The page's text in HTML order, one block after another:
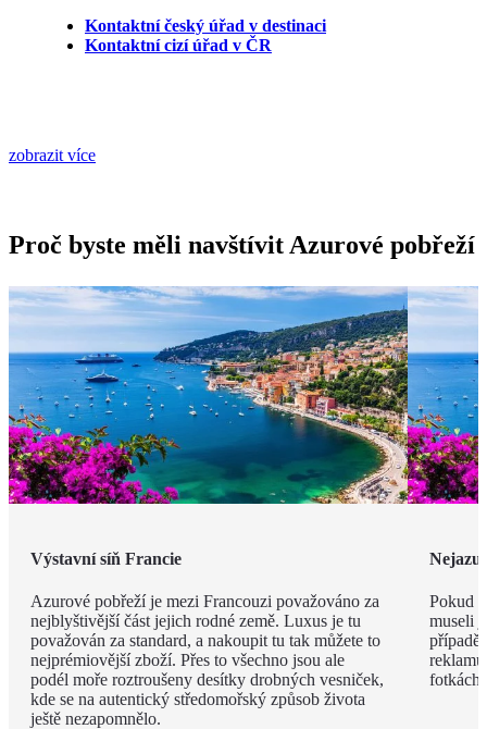
Kontaktní český úřad v destinaci
Kontaktní cizí úřad v ČR
zobrazit více
Proč byste měli navštívit Azurové pobřeží
Výstavní síň Francie
Azurové pobřeží je mezi Francouzi považováno za
nejblyštivější část jejich rodné země. Luxus je tu
považován za standard, a nakoupit tu tak můžete to
nejprémiovější zboží. Přes to všechno jsou ale
podél moře roztroušeny desítky drobných vesniček,
kde se na autentický středomořský způsob života
ještě nezapomnělo.
Pokud
museli
případě
fotkách!